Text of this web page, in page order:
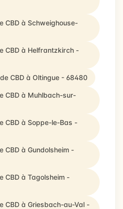
CBD à Schweighouse-
CBD à Helfrantzkirch -
CBD à Oltingue - 68480
CBD à Muhlbach-sur-
CBD à Soppe-le-Bas -
CBD à Gundolsheim -
CBD à Tagolsheim -
CBD à Griesbach-au-Val -